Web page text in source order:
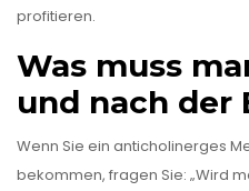
profitieren.
Was muss
und nach der
Wenn Sie ein anticholinerges
bekommen, fragen Sie: „Wird